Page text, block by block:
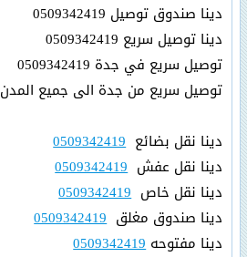
دينا صندوق توصيل 0509342419
دينا توصيل سريع 0509342419
توصيل سريع في جدة 0509342419
توصيل سريع من جدة الى جميع المدن 0509342419
دينا نقل بضائع0509342419
دينا نقل عفش0509342419
دينا نقل خاص0509342419
دينا صندوق مغلق0509342419
دينا مفتوحه0509342419